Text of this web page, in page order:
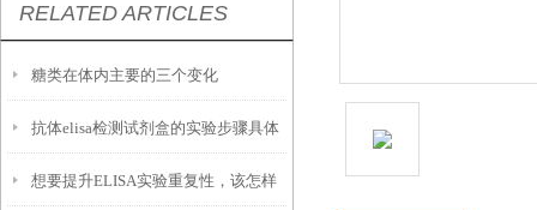
RELATED ARTICLES
糖类在体内主要的三个变化
抗体elisa检测试剂盒的实验步骤具体
如下
想要提升ELISA实验重复性，该怎样